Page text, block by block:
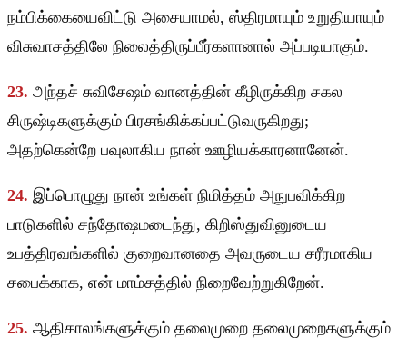
நம்பிக்கையைவிட்டு அசையாமல், ஸ்திரமாயும் உறுதியாயும்
விசுவாசத்திலே நிலைத்திருப்பீர்களானால் அப்படியாகும்.
23. அந்தச் சுவிசேஷம் வானத்தின் கீழிருக்கிற சகல
சிருஷ்டிகளுக்கும் பிரசங்கிக்கப்பட்டுவருகிறது;
அதற்கென்றே பவுலாகிய நான் ஊழியக்காரனானேன்.
24. இப்பொழுது நான் உங்கள் நிமித்தம் அநுபவிக்கிற
பாடுகளில் சந்தோஷமடைந்து, கிறிஸ்துவினுடைய
உபத்திரவங்களில் குறைவானதை அவருடைய சரீரமாகிய
சபைக்காக, என் மாம்சத்தில் நிறைவேற்றுகிறேன்.
25. ஆதிகாலங்களுக்கும் தலைமுறை தலைமுறைகளுக்கும்